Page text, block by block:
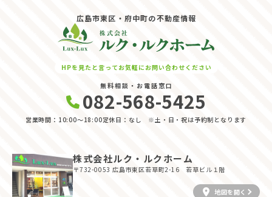
広島市東区・府中町の不動産情報
HPを見たと言ってお気軽にお問い合わせください
無料相談・お電話窓口
082-568-5425
営業時間：10:00〜18:00定休日：なし ※土・日・祝は予約制となります
株式会社ルク・ルクホーム
〒732-0053 広島市東区若草町2-16 若草ビル１階
地図を開く